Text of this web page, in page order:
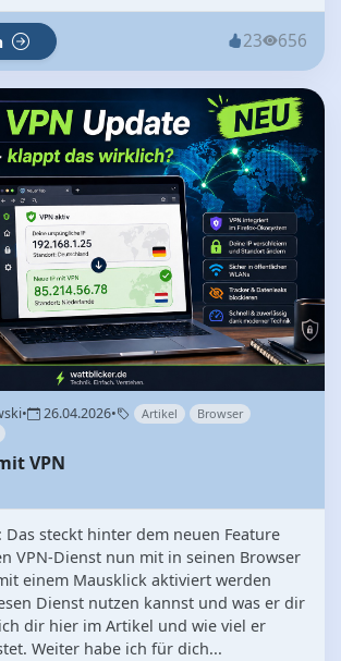
23 656
• 26.04.2026• Artikel
Browser
VPN
Das steckt hinter dem neuen Feature
VPN-Dienst nun mit in seinen Browser
einem Mausklick aktiviert werden
Dienst nutzen kannst und was er dir
dir hier im Artikel und wie viel er
Weiter habe ich für dich...